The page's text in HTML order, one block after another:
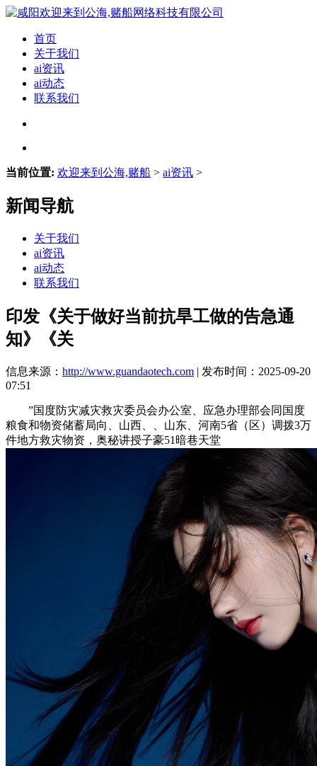
首页
关于我们
ai资讯
ai动态
联系我们
当前位置: 欢迎来到公海,赌船 > ai资讯 >
新闻导航
关于我们
ai资讯
ai动态
联系我们
印发《关于做好当前抗旱工做的告急通
知》《关
信息来源： http://www.guandaotech.com | 发布时间：2025-09-20
07:51
”国度防灾减灾救灾委员会办公室、应急办理部会同国度
粮食和物资储蓄局向、山西、、山东、河南5省（区）调拨3万
件地方救灾物资，奥秘讲授子豪51暗巷天堂